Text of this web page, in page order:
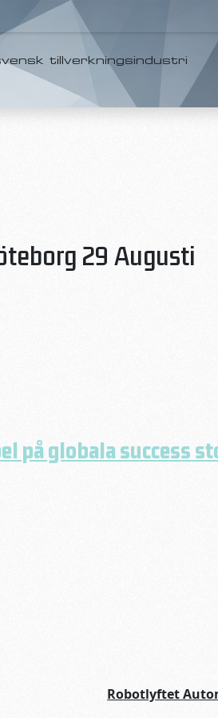
tillverkningsindustri
29 Augusti
på globala success
Robotlyftet